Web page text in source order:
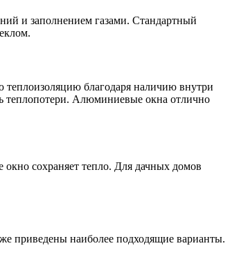
и заполнением газами. Стандартный
благодаря наличию внутри
теплопотери. Алюминиевые окна отлично
сохраняет тепло. Для дачных домов
приведены наиболее подходящие варианты.